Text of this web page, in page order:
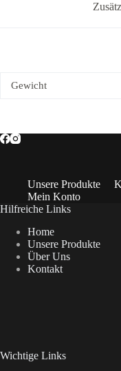
Gewicht
Unsere Produkte
Mein Konto
Hilfreiche Links
Home
Unsere Produkte
Über Uns
Kontakt
Wichtige Links